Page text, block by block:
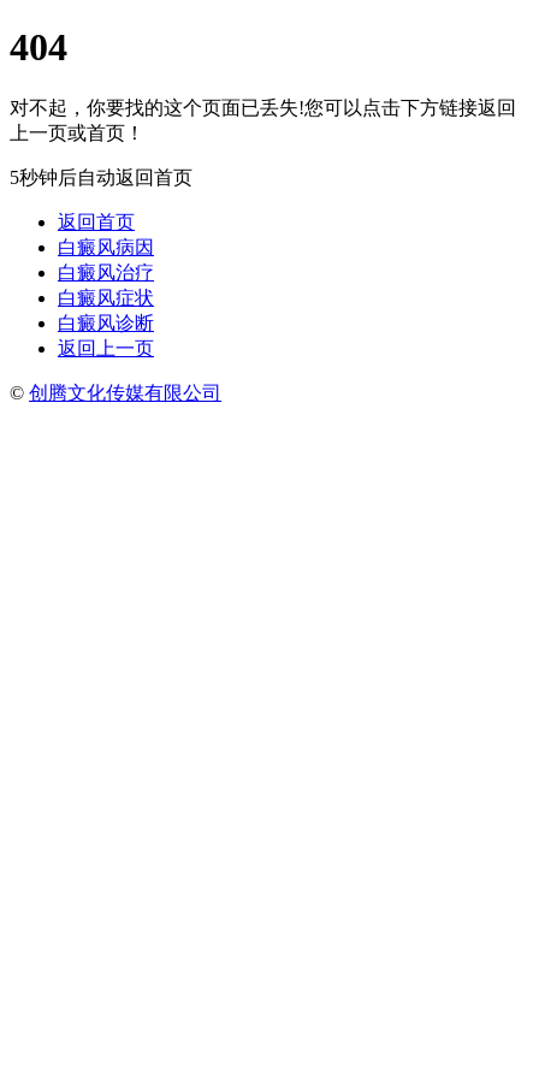
404
对不起，你要找的这个页面已丢失!您可以点击下方链接返回
上一页或首页！
5秒钟后自动返回首页
返回首页
白癜风病因
白癜风治疗
白癜风症状
白癜风诊断
返回上一页
© 创腾文化传媒有限公司